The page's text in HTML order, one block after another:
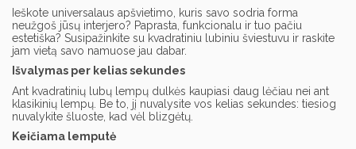
Ieškote universalaus apšvietimo, kuris savo sodria forma
neužgoš jūsų interjero? Paprasta, funkcionalu ir tuo pačiu
estetiška? Susipažinkite su kvadratiniu lubiniu šviestuvu ir raskite
jam vietą savo namuose jau dabar.
Išvalymas per kelias sekundes
Ant kvadratinių lubų lempų dulkės kaupiasi daug lėčiau nei ant
klasikinių lempų. Be to, jį nuvalysite vos kelias sekundes: tiesiog
nuvalykite šluoste, kad vėl blizgėtų.
Keičiama lemputė